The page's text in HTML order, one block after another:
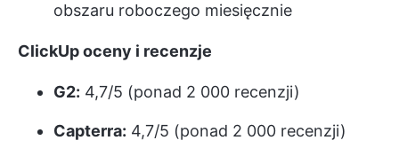
obszaru roboczego miesięcznie
ClickUp oceny i recenzje
G2: 4,7/5 (ponad 2 000 recenzji)
Capterra: 4,7/5 (ponad 2 000 recenzji)